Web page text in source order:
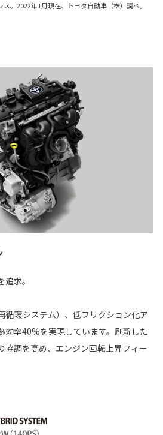
。2022年1月現在、トヨタ自動車（株）調べ。
求。
循環システム）、低フリクション化ア
効率40%を実現しています。刷新した
協調を高め、エンジン回転上昇フィー